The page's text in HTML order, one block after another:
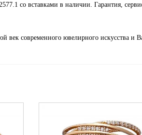
со вставками в наличии. Гарантия,
век современного ювелирного искусства и